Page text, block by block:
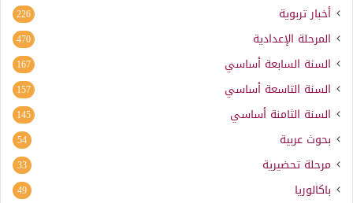
أخبار تربوية 226
المرحلة الإعدادية 470
السنة السابعة أساسي 167
السنة التاسعة أساسي 157
السنة الثامنة أساسي 145
بحوث عربية 54
مرحلة تحضيرية 33
باكالوريا 49